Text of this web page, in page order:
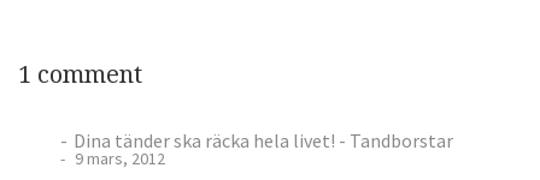
1 comment
Dina tänder ska räcka hela livet! - Tandborstar
9 mars, 2012